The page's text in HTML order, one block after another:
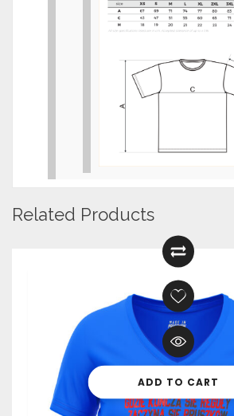
Related Products
ADD TO CART